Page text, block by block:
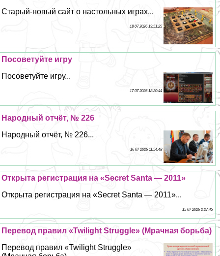
Старый-новый сайт о настольных играх...
18 07 2026 19:51:25
Посоветуйте игру
Посоветуйте игру...
17 07 2026 18:20:44
Народный отчёт, № 226
Народный отчёт, № 226...
16 07 2026 11:54:48
Открыта регистрация на «Secret Santa — 2011»
Открыта регистрация на «Secret Santa — 2011»...
15 07 2026 2:27:45
Перевод правил «Twilight Struggle» (Мрачная борьба)
Перевод правил «Twilight Struggle»